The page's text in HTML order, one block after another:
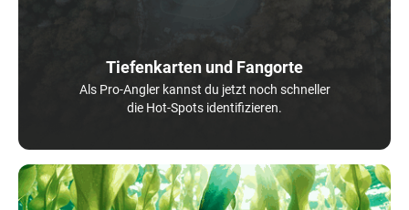
Tiefenkarten und Fangorte
Als Pro-Angler kannst du jetzt noch schneller
die Hot-Spots identifizieren.